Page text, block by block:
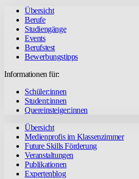
Übersicht
Berufe
Studiengänge
Events
Berufstest
Bewerbungstipps
Informationen für:
Schüler:innen
Student:innen
Quereinsteiger:innen
Übersicht
Medienprofis im Klassenzimmer
Future Skills Förderung
Veranstaltungen
Publikationen
Expertenblog